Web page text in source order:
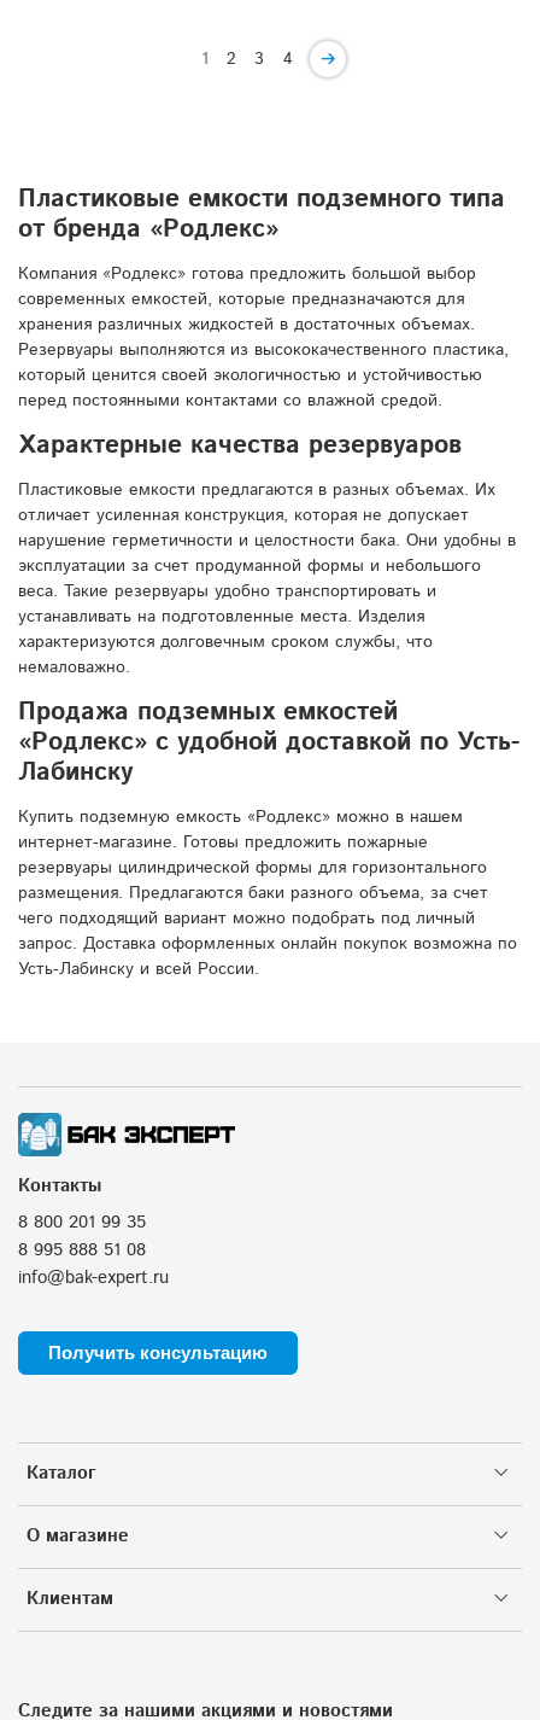
1 2 3 4
Пластиковые емкости подземного типа
от бренда «Родлекс»
Компания «Родлекс» готова предложить большой выбор
современных емкостей, которые предназначаются для
хранения различных жидкостей в достаточных объемах.
Резервуары выполняются из высококачественного пластика,
который ценится своей экологичностью и устойчивостью
перед постоянными контактами со влажной средой.
Характерные качества резервуаров
Пластиковые емкости предлагаются в разных объемах. Их
отличает усиленная конструкция, которая не допускает
нарушение герметичности и целостности бака. Они удобны в
эксплуатации за счет продуманной формы и небольшого
веса. Такие резервуары удобно транспортировать и
устанавливать на подготовленные места. Изделия
характеризуются долговечным сроком службы, что
немаловажно.
Продажа подземных емкостей
«Родлекс» с удобной доставкой по Усть-
Лабинску
Купить подземную емкость «Родлекс» можно в нашем
интернет-магазине. Готовы предложить пожарные
резервуары цилиндрической формы для горизонтального
размещения. Предлагаются баки разного объема, за счет
чего подходящий вариант можно подобрать под личный
запрос. Доставка оформленных онлайн покупок возможна по
Усть-Лабинску и всей России.
Каталог
О магазине
Клиентам
Контакты
8 800 201 99 35
8 995 888 51 08
info@bak-expert.ru
Получить консультацию
Следите за нашими акциями и новостями